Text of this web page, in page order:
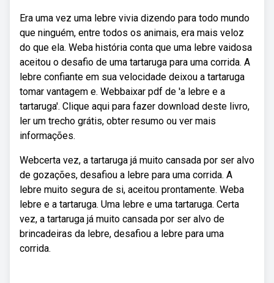
Era uma vez uma lebre vivia dizendo para todo mundo
que ninguém, entre todos os animais, era mais veloz
do que ela. Weba história conta que uma lebre vaidosa
aceitou o desafio de uma tartaruga para uma corrida. A
lebre confiante em sua velocidade deixou a tartaruga
tomar vantagem e. Webbaixar pdf de 'a lebre e a
tartaruga'. Clique aqui para fazer download deste livro,
ler um trecho grátis, obter resumo ou ver mais
informações.
Webcerta vez, a tartaruga já muito cansada por ser alvo
de gozações, desafiou a lebre para uma corrida. A
lebre muito segura de si, aceitou prontamente. Weba
lebre e a tartaruga. Uma lebre e uma tartaruga. Certa
vez, a tartaruga já muito cansada por ser alvo de
brincadeiras da lebre, desafiou a lebre para uma
corrida.